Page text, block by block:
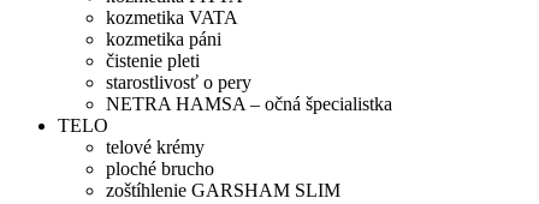
kozmetika VATA
kozmetika páni
čistenie pleti
starostlivosť o pery
NETRA HAMSA – očná špecialistka
TELO
telové krémy
ploché brucho
zoštíhlenie GARSHAM SLIM